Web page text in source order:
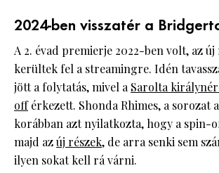
2024-ben visszatér a
A 2. évad premierje 2022-ben volt, az új
kerültek fel a streamingre. Idén
jött a folytatás, mivel aSarolta
offérkezett. Shonda Rhimes, a sorozat
korábban azt nyilatkozta, hogy a spin-
majd azúj részek, de arra senki sem
ilyen sokat kell rá várni.